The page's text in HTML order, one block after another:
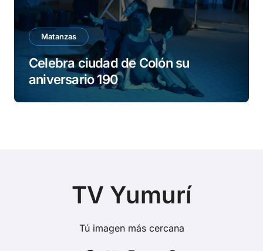
Matanzas
Celebra ciudad de Colón su
aniversario 190
TV Yumurí
Tú imagen más cercana